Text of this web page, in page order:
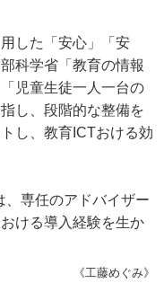
した「安心」「安
科学省「教育の情報
児童生徒一人一台の
し、段階的な整備を
し、教育ICTおける効
専任のアドバイザー
ける導入経験を生か
《工藤めぐみ》